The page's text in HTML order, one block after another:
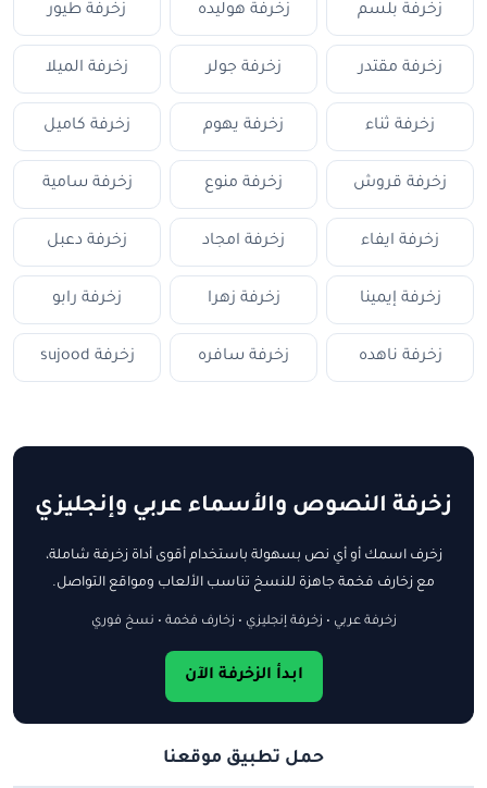
زخرفة بلسم زخرفة هوليده زخرفة طيور
زخرفة مقتدر زخرفة جولر زخرفة الميلا
زخرفة ثناء زخرفة يهوم زخرفة كاميل
زخرفة قروش زخرفة منوع زخرفة سامية
زخرفة ايفاء زخرفة امجاد زخرفة دعبل
زخرفة إيمينا زخرفة زهرا زخرفة رابو
زخرفة ناهده زخرفة سافره زخرفة sujood
زخرفة النصوص والأسماء عربي وإنجليزي
زخرف اسمك أو أي نص بسهولة باستخدام أقوى أداة زخرفة شاملة،
مع زخارف فخمة جاهزة للنسخ تناسب الألعاب ومواقع التواصل.
زخرفة عربي • زخرفة إنجليزي • زخارف فخمة • نسخ فوري
ابدأ الزخرفة الآن
حمل تطبيق موقعنا